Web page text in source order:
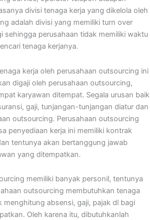
divisi tenaga kerja yang dikelola oleh
adalah divisi yang memiliki turn over
sehingga perusahaan tidak memiliki waktu
tenaga kerjanya.
kerja oleh perusahaan outsourcing ini
digaji oleh perusahaan outsourcing,
karyawan ditempat. Segala urusan baik
gaji, tunjangan-tunjangan diatur dan
outsourcing. Perusahaan outsourcing
penyediaan kerja ini memiliki kontrak
tentunya akan bertanggung jawab
yang ditempatkan.
memiliki banyak personil, tentunya
outsourcing membutuhkan tenaga
menghitung absensi, gaji, pajak dl bagi
Oleh karena itu, dibutuhkanlah